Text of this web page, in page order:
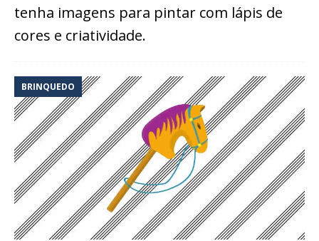
tenha imagens para pintar com lápis de
cores e criatividade.
BRINQUEDO